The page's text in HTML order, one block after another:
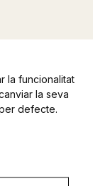
la funcionalitat
la seva
defecte.